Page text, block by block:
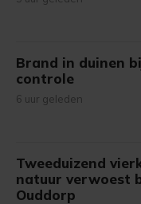
Brand in duinen
controle
6 uur geleden
Tweeduizend
natuur verwoest
Ouddorp